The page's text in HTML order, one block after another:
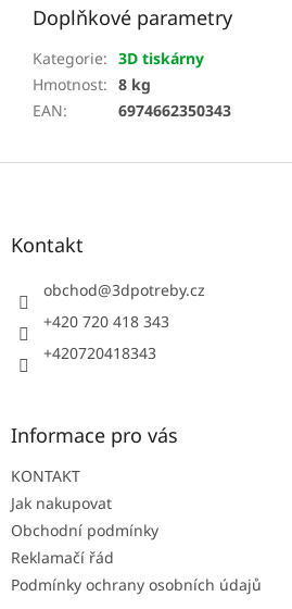
Doplňkové parametry
Kategorie: 3D tiskárny
Hmotnost: 8 kg
EAN: 6974662350343
Z
Kontakt
obchod@3dpotreby.cz
+420 720 418 343
+420720418343
Informace pro vás
KONTAKT
Jak nakupovat
Obchodní podmínky
Reklamačí řád
Podmínky ochrany osobních údajů